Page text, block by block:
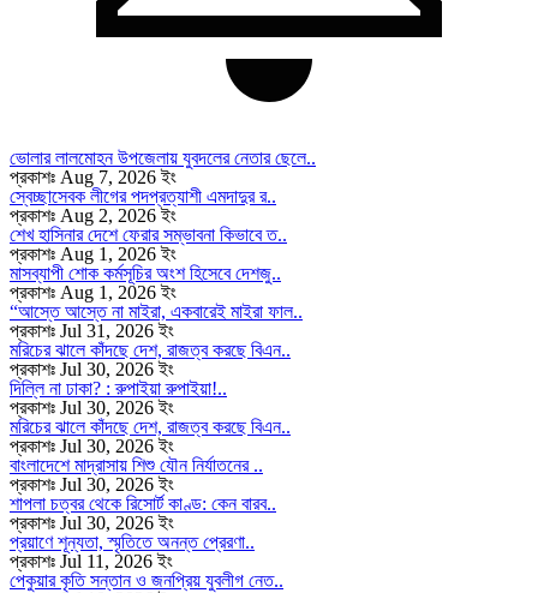
ভোলার লালমোহন উপজেলায় যুবদলের নেতার ছেলে..
প্রকাশঃ Aug 7, 2026 ইং
স্বেচ্ছাসেবক লীগের পদপ্রত্যাশী এমদাদুর র..
প্রকাশঃ Aug 2, 2026 ইং
শেখ হাসিনার দেশে ফেরার সম্ভাবনা কিভাবে ত..
প্রকাশঃ Aug 1, 2026 ইং
মাসব্যাপী শোক কর্মসূচির অংশ হিসেবে দেশজু..
প্রকাশঃ Aug 1, 2026 ইং
“আস্তে আস্তে না মাইরা, একবারেই মাইরা ফাল..
প্রকাশঃ Jul 31, 2026 ইং
মরিচের ঝালে কাঁদছে দেশ, রাজত্ব করছে বিএন..
প্রকাশঃ Jul 30, 2026 ইং
দিল্লি না ঢাকা? : রুপাইয়া রুপাইয়া!..
প্রকাশঃ Jul 30, 2026 ইং
মরিচের ঝালে কাঁদছে দেশ, রাজত্ব করছে বিএন..
প্রকাশঃ Jul 30, 2026 ইং
বাংলাদেশে মাদ্রাসায় শিশু যৌন নির্যাতনের ..
প্রকাশঃ Jul 30, 2026 ইং
শাপলা চত্বর থেকে রিসোর্ট কাণ্ড: কেন বারব..
প্রকাশঃ Jul 30, 2026 ইং
প্রয়াণে শূন্যতা, স্মৃতিতে অনন্ত প্রেরণা..
প্রকাশঃ Jul 11, 2026 ইং
পেকুয়ার কৃতি সন্তান ও জনপ্রিয় যুবলীগ নেত..